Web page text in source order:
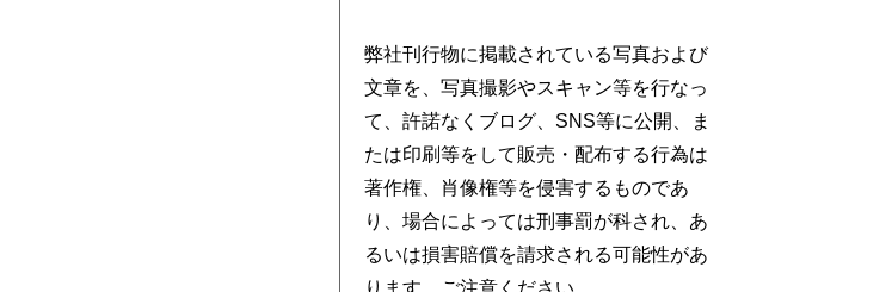
弊社刊行物に掲載されている写真および
文章を、写真撮影やスキャン等を行なっ
て、許諾なくブログ、SNS等に公開、ま
たは印刷等をして販売・配布する行為は
著作権、肖像権等を侵害するものであ
り、場合によっては刑事罰が科され、あ
るいは損害賠償を請求される可能性があ